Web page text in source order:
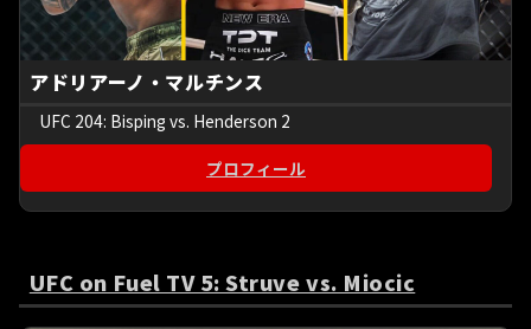
アドリアーノ・マルチンス
UFC 204: Bisping vs. Henderson 2
プロフィール
UFC on Fuel TV 5: Struve vs. Miocic